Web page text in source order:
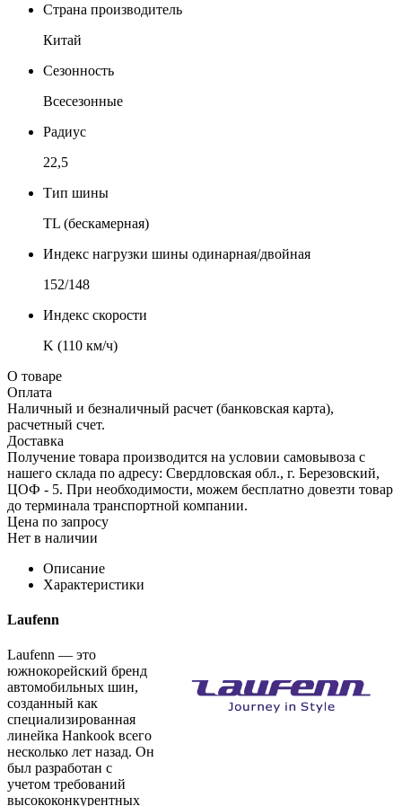
Страна производитель
Китай
Сезонность
Всесезонные
Радиус
22,5
Тип шины
TL (бескамерная)
Индекс нагрузки шины одинарная/двойная
152/148
Индекс скорости
K (110 км/ч)
О товаре
Оплата
Наличный и безналичный расчет (банковская карта),
расчетный счет.
Доставка
Получение товара производится на условии самовывоза с
нашего склада по адресу: Свердловская обл., г. Березовский,
ЦОФ - 5. При необходимости, можем бесплатно довезти товар
до терминала транспортной компании.
Цена по запросу
Нет в наличии
Описание
Характеристики
Laufenn
Laufenn — это
южнокорейский бренд
автомобильных шин,
созданный как
специализированная
линейка Hankook всего
несколько лет назад. Он
был разработан с
учетом требований
высококонкурентных